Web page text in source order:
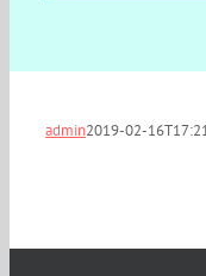
admin2019-02-